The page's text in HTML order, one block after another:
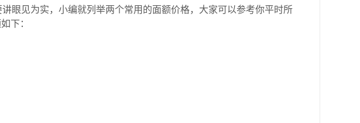
眼见为实，小编就列举两个常用的面额价格，大家可以参考你平时所
下：